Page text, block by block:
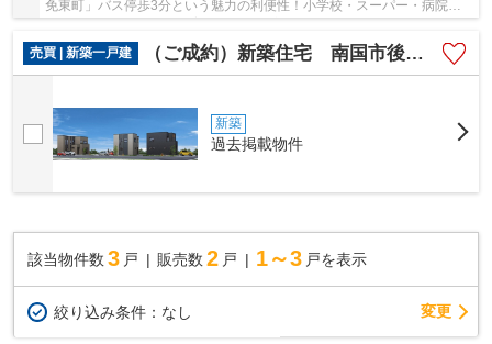
免東町」バス停歩3分という魅力の利便性！小学校・スーパー・病院が
売買 | 新築一戸建
（ご成約）新築住宅 南国市後免町①
新築
過去掲載物件
該当物件数 3 戸 販売数 2 戸 1～3 戸を表示
絞り込み条件： なし 変更